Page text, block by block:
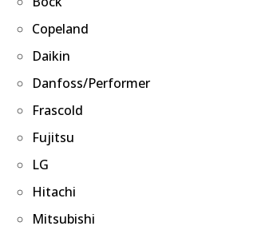
Copeland
Daikin
Danfoss/Performer
Frascold
Fujitsu
LG
Hitachi
Mitsubishi